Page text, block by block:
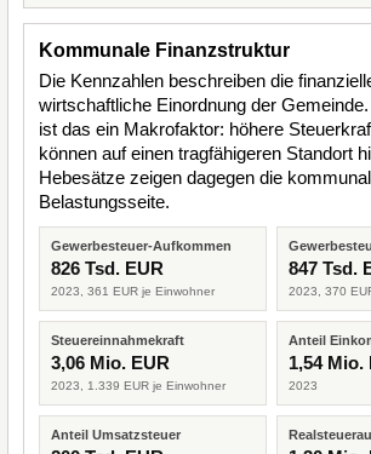
Kommunale Finanzstruktur
Die Kennzahlen beschreiben die
wirtschaftliche Einordnung der
ist das ein Makrofaktor: höhere
können auf einen tragfähigeren Standort
Hebesätze zeigen dagegen die
Belastungsseite.
Gewerbesteuer-Aufkommen
826 Tsd. EUR
2023, 361 EUR je Einwohner
847 Tsd.
2023, 370
Steuereinnahmekraft
3,06 Mio. EUR
2023, 1.339 EUR je Einwohner
Anteil
1,54 Mio.
2023
Anteil Umsatzsteuer